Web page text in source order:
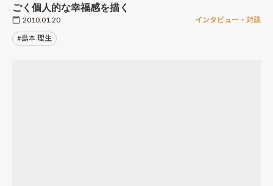
ごく個人的な幸福感を描く
2010.01.20 インタビュー・対談
#島本 理生